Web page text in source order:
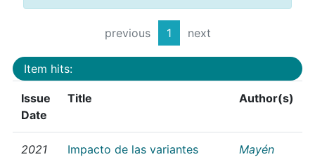
previous 1 next
Item hits:
Issue
Date
Title Author(s)
2021
Impacto de las variantes
Mayén